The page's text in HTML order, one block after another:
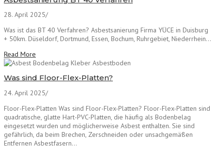
28. April 2025/
Was ist das BT 40 Verfahren? Asbestsanierung Firma YÜCE in Duisburg
+ 50km. Düseldorf, Dortmund, Essen, Bochum, Ruhrgebiet, Niederrhein...
Read More
Was sind Floor-Flex-Platten?
24. April 2025/
Floor-Flex-Platten Was sind Floor-Flex-Platten? Floor-Flex-Platten sind
quadratische, glatte Hart-PVC-Platten, die häufig als Bodenbelag
eingesetzt wurden und möglicherweise Asbest enthalten. Sie sind
gefährlich, da beim Brechen, Zerschneiden oder unsachgemäßen
Entfernen Asbestfasern…